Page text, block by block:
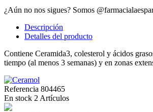
¿Aún no nos sigues? Somos
Descripción
Detalles del producto
Contiene Ceramida3, colesterol y ácidos
tiempo (al menos 3 semanas) y en zonas
Referencia 804465
En stock 2 Artículos